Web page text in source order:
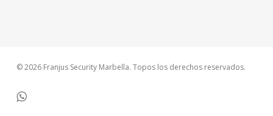
© 2026 Franjus Security Marbella. Topos los derechos reservados.
whatsapp